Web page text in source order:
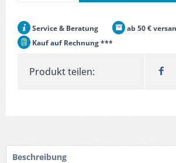
Service & Beratung
ab 50 €
Kauf auf Rechnung ***
Produkt teilen:
Beschreibung